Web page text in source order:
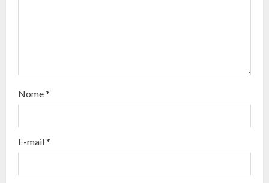
a
d
n
g
Nome*
E-mail*